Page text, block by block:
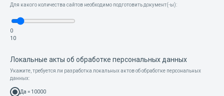
Для какого количества сайтов необходимо подготовить документ(-ы):
0
10
Локальные акты об обработке персональных данных
Укажите, требуется ли разработка локальных актов об обработке персональных
данных:
Да = 10000